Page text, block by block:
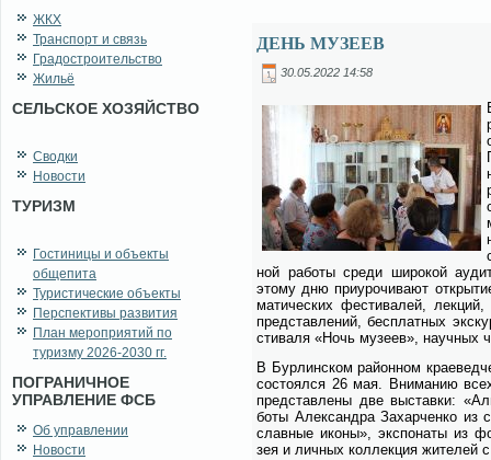
ЖКХ
Транспорт и связь
Градостроительство
Жильё
СЕЛЬСКОЕ ХОЗЯЙСТВО
Сводки
Новости
ТУРИЗМ
Гостиницы и объекты
общепита
Туристические объекты
Перспективы развития
План мероприятий по
туризму 2026-2030 гг.
ПОГРАНИЧНОЕ
УПРАВЛЕНИЕ ФСБ
Об управлении
Новости
ДЕНЬ МУЗЕЕВ
30.05.2022 14:58
ной ра­бо­ты сре­ди ши­ро­кой
это­му дню при­уро­чи­ва­ют
ма­ти­че­ских фе­сти­ва­лей, лек­ций,
пред­став­ле­ний, бес­плат­ных
сти­ва­ля «Ночь му­зеев», на­уч­ных
В Бур­лин­ском рай­он­ном
со­сто­ял­ся 26 мая. Вни­ма­нию
пред­став­ле­ны две вы­став­ки:
бо­ты Алек­сандра За­хар­чен­ко из
слав­ные ико­ны», экс­по­на­ты из
зея и лич­ных кол­лек­ция жи­те­лей